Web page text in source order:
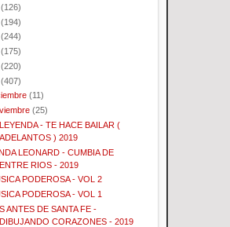
(126)
(194)
(244)
(175)
(220)
(407)
(11)
(25)
- TE HACE BAILAR (
ADELANTOS ) 2019
LEONARD - CUMBIA DE
ENTRE RIOS - 2019
PODEROSA - VOL 2
PODEROSA - VOL 1
ANTES DE SANTA FE -
DIBUJANDO CORAZONES - 2019